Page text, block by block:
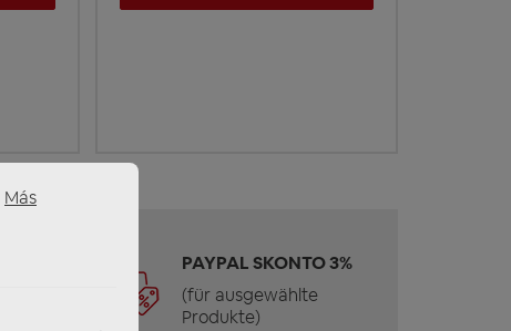
PAYPAL SKONTO 3%
(für ausgewählte
Produkte)
Más